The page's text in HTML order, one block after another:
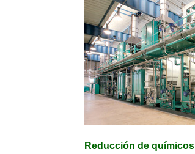
Reducción de químicos